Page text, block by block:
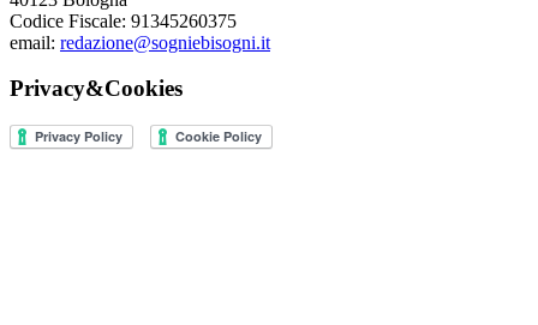
Codice Fiscale: 91345260375
email: redazione@sogniebisogni.it
Privacy&Cookies